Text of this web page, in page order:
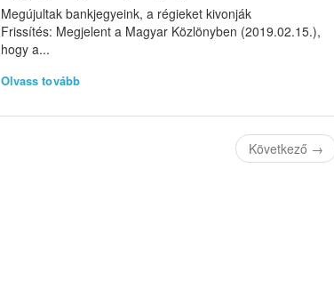
Megújultak bankjegyeink, a régieket kivonják
Frissítés: Megjelent a Magyar Közlönyben (2019.02.15.),
hogy a...
Olvass tovább
Következő →